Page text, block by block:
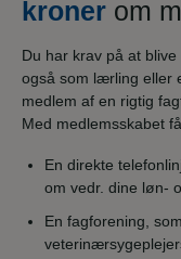
kroner om
Du har krav på at
også som lærling eller
medlem af en rigtig
Med medlemsskabet
En direkte
om vedr. dine løn-
En fagforening,